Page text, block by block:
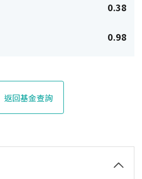
0.38
0.98
返回基金查詢